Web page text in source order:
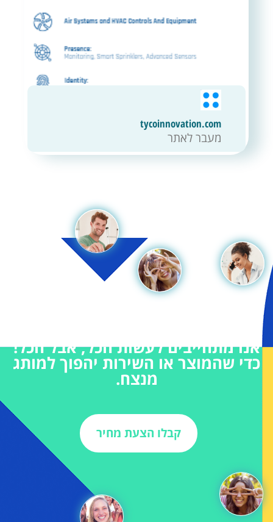
tycoinnovation.com
מעבר לאתר
אנו מתחייבים לעשות הכל, אבל הכל!
כדי שהמוצר או השירות יהפוך למותג
מנצח.
קבלו הצעת מחיר